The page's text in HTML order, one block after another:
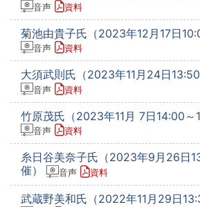
音声 資料
菊池由貴子氏（2023年12月17日
音声 資料
大須武則氏（2023年11月24日13:50
音声 資料
竹原茂氏（2023年11月 7日14:00～
音声 資料
糸日谷美奈子氏（2023年9月26日
催）
音声 資料
武蔵野美和氏（2022年11月29日